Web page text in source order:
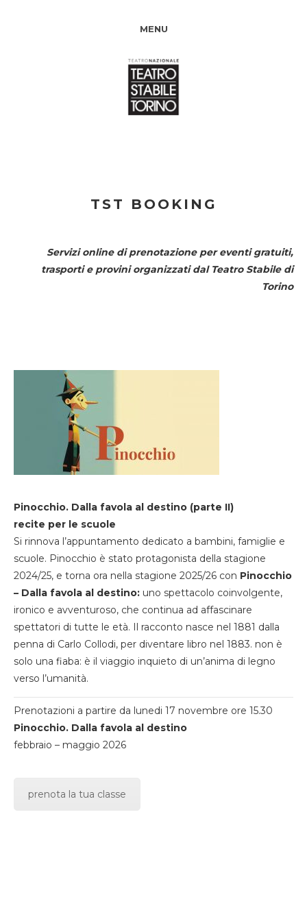
MENU
TST BOOKING
Servizi online di prenotazione per eventi gratuiti,
trasporti e provini organizzati dal Teatro Stabile di
Torino
Pinocchio. Dalla favola al destino (parte II)
recite per le scuole
Si rinnova l’appuntamento dedicato a bambini, famiglie e
scuole. Pinocchio è stato protagonista della stagione
2024/25, e torna ora nella stagione 2025/26 con Pinocchio
– Dalla favola al destino: uno spettacolo coinvolgente,
ironico e avventuroso, che continua ad affascinare
spettatori di tutte le età. Il racconto nasce nel 1881 dalla
penna di Carlo Collodi, per diventare libro nel 1883. non è
solo una fiaba: è il viaggio inquieto di un’anima di legno
verso l’umanità.
Prenotazioni a partire da lunedi 17 novembre ore 15.30
Pinocchio. Dalla favola al destino
febbraio – maggio 2026
prenota la tua classe